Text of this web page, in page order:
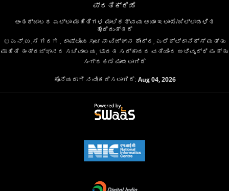
ಪ್ರತಿಕ್ರಿಯೆ
ಅಂತರ್ಜಾಲದ ಎಲ್ಲಾ ಮಾಹಿತಿಗಳ ಮಾಲಿಕತ್ವವು ಆಯಾ ಇಲಾಖೆ/ಜಿಲ್ಲಾಡಳಿತ
ಹೊಂದಿರುತ್ತದೆ
© ಎನ್.ಐ.ಸಿ ಗದಗ , ರಾಷ್ಟೀಯ ಸೂಚನಾ ವಿಜ್ಞಾನ ಕೇಂದ್ರ, ಎಲೆಕ್ಟ್ರಾನಿಕ್ಸ್ ಮತ್ತು
ಮಾಹಿತಿ ತಂತ್ರಜ್ಞಾನದ ಸಚಿವಾಲಯ, ಭಾರತ ಸರ್ಕಾರದ ವತಿಯಿಂದ ಅಭಿವೃದ್ಧಿ ಮತ್ತು
ಸಂಗ್ರಹಣೆ ಮಾಡಲಾಗಿದೆ
ಕೊನೆಯದಾಗಿ ನವೀಕರಿಸಲಾಗಿದೆ: Aug 04, 2026